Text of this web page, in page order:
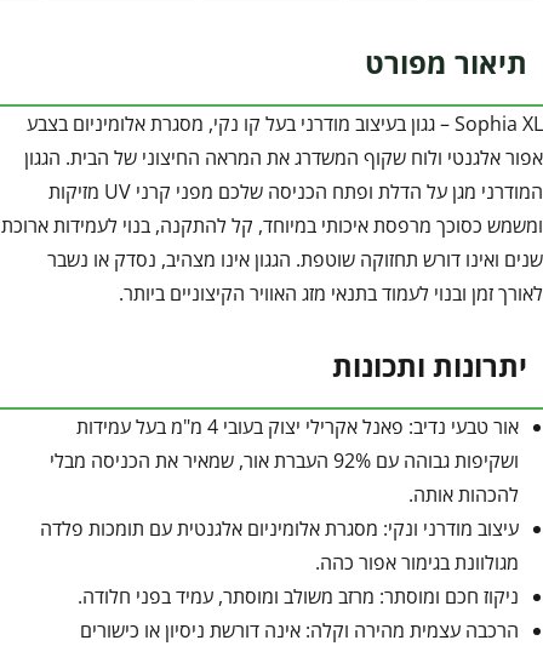
תיאור מפורט
Sophia XL – גגון בעיצוב מודרני בעל קו נקי, מסגרת אלומיניום בצבע
אפור אלגנטי ולוח שקוף המשדרג את המראה החיצוני של הבית. הגגון
המודרני מגן על הדלת ופתח הכניסה שלכם מפני קרני UV מזיקות
ומשמש כסוכך מרפסת איכותי במיוחד, קל להתקנה, בנוי לעמידות ארוכת
שנים ואינו דורש תחזוקה שוטפת. הגגון אינו מצהיב, נסדק או נשבר
לאורך זמן ובנוי לעמוד בתנאי מזג האוויר הקיצוניים ביותר.
יתרונות ותכונות
אור טבעי נדיב: פאנל אקרילי יצוק בעובי 4 מ"מ בעל עמידות
ושקיפות גבוהה עם 92% העברת אור, שמאיר את הכניסה מבלי
להכהות אותה.
עיצוב מודרני ונקי: מסגרת אלומיניום אלגנטית עם תומכות פלדה
מגולוונת בגימור אפור כהה.
ניקוז חכם ומוסתר: מרזב משולב ומוסתר, עמיד בפני חלודה.
הרכבה עצמית מהירה וקלה: אינה דורשת ניסיון או כישורים